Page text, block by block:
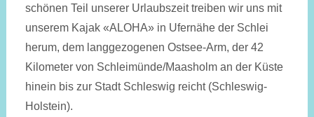
schönen Teil unserer Urlaubszeit treiben wir uns mit
unserem Kajak «ALOHA» in Ufernähe der Schlei
herum, dem langgezogenen Ostsee-Arm, der 42
Kilometer von Schleimünde/Maasholm an der Küste
hinein bis zur Stadt Schleswig reicht (Schleswig-
Holstein).